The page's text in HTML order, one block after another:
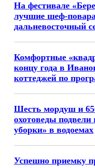
На фестивале
лучшие шеф-повара
дальневосточный
Комфортные
концу года в
коттеджей по
Шесть мордуш и
охотоведы подвели
уборки» в водоемах
Успешно приемку